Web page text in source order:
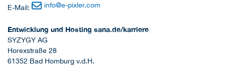
E-Mail:
info@e-pixler.com
Entwicklung und Hosting sana.de/karriere
SYZYGY AG
Horexstraße 28
61352 Bad Homburg v.d.H.